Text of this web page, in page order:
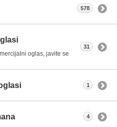
578
oglas, javite se
31
1
4